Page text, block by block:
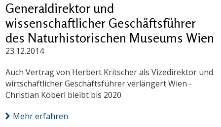
Generaldirektor und
wissenschaftlicher Geschäftsführer
des Naturhistorischen Museums Wien
23.12.2014
Auch Vertrag von Herbert Kritscher als Vizedirektor und
wirtschaftlicher Geschäftsführer verlängert Wien -
Christian Köberl bleibt bis 2020
Mehr erfahren